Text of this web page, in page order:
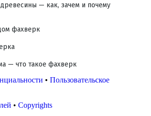
— как, зачем и почему
фахверк
— что такое фахверк
• Пользовательское
• Copyrights